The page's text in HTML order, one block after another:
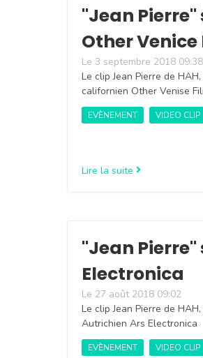
"Jean
Other
Le 3 septembre 2018 09:38
Le clip Jean Pierre de
californien Other Venise
EVÈNEMENT VIDEO CLIP
Lire la suite
"Jean
Electronica
Le 27 août 2018 09:02
Le clip Jean Pierre de
Autrichien Ars Electronica
EVÈNEMENT VIDEO CLIP